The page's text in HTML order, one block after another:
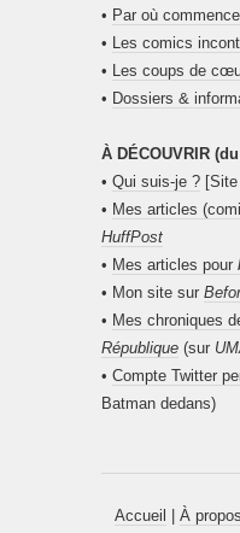
• Par où
• Les comics
• Les coups de
• Dossiers &
À DÉCOUVRIR
• Qui suis-je ?
• Mes articles
HuffPost
• Mes articles pour
• Mon site sur
• Mes chroniques
République (sur
• Compte Twitter
Batman dedans)
Accueil À